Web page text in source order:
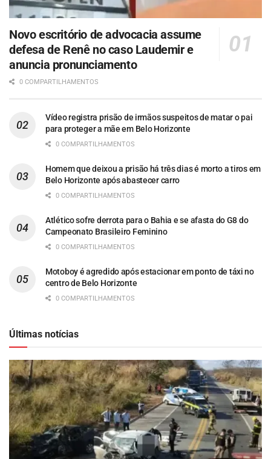
Novo escritório de advocacia assume
defesa de Renê no caso Laudemir e
anuncia pronunciamento
0 COMPARTILHAMENTOS
Vídeo registra prisão de irmãos suspeitos de matar o pai
para proteger a mãe em Belo Horizonte
0 COMPARTILHAMENTOS
Homem que deixou a prisão há três dias é morto a tiros em
Belo Horizonte após abastecer carro
0 COMPARTILHAMENTOS
Atlético sofre derrota para o Bahia e se afasta do G8 do
Campeonato Brasileiro Feminino
0 COMPARTILHAMENTOS
Motoboy é agredido após estacionar em ponto de táxi no
centro de Belo Horizonte
0 COMPARTILHAMENTOS
Últimas notícias